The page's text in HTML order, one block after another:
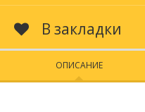
В закладки
ОПИСАНИЕ